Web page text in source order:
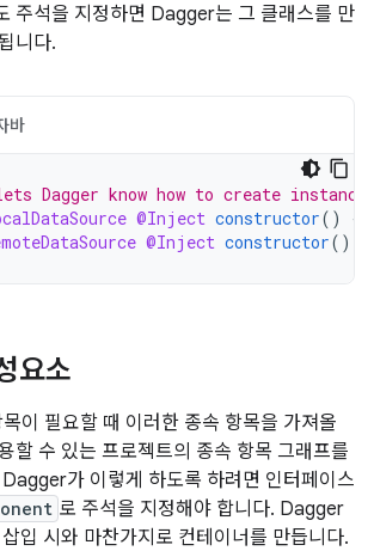
주석을 지정하면 Dagger는 그 클래스를 만
니다.
바
Dagger know how to create
@Inject constructor() {
@Inject constructor()
요소
이 필요할 때 이러한 종속 항목을 가져올
할 수 있는 프로젝트의 종속 항목 그래프를
가 이렇게 하도록 하려면 인터페이스
로 주석을 지정해야 합니다. Dagger
입 시와 마찬가지로 컨테이너를 만듭니다.